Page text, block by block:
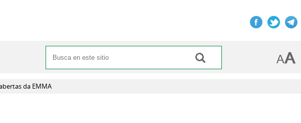
Formulario de búsqueda
Buscar
da EMMA